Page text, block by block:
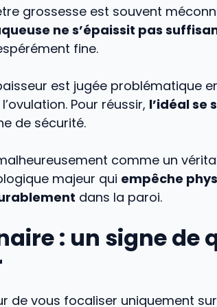
grossesse est souvent
ne s’épaissit pas
fine.
est jugée problématique
Pour réussir, l’idéal se
de sécurité.
comme un
majeur qui empêche
dans la paroi.
: un signe de
de vous focaliser uniquement